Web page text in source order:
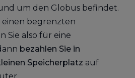
um den Globus befindet.
einen begrenzten
Sie also für eine
bezahlen Sie in
Speicherplatz auf